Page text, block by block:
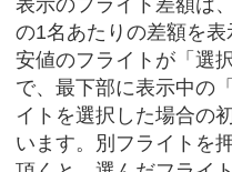
表示のフライト差額は
の1名あたりの差額を
安値のフライトが「選
で、最下部に表示中の
イトを選択した場合の
います。別フライトを